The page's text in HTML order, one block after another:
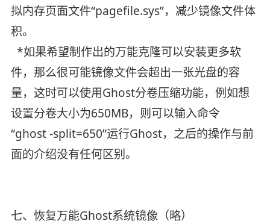
拟内存页面文件“pagefile.sys”，减少镜像文件体
积。
*如果希望制作出的万能克隆可以安装更多软
件，那么很可能镜像文件会超出一张光盘的容
量，这时可以使用Ghost分卷压缩功能，例如想
设置分卷大小为650MB，则可以输入命令
“ghost -split=650”运行Ghost，之后的操作与前
面的介绍没有任何区别。
七、恢复万能Ghost系统镜像（略）